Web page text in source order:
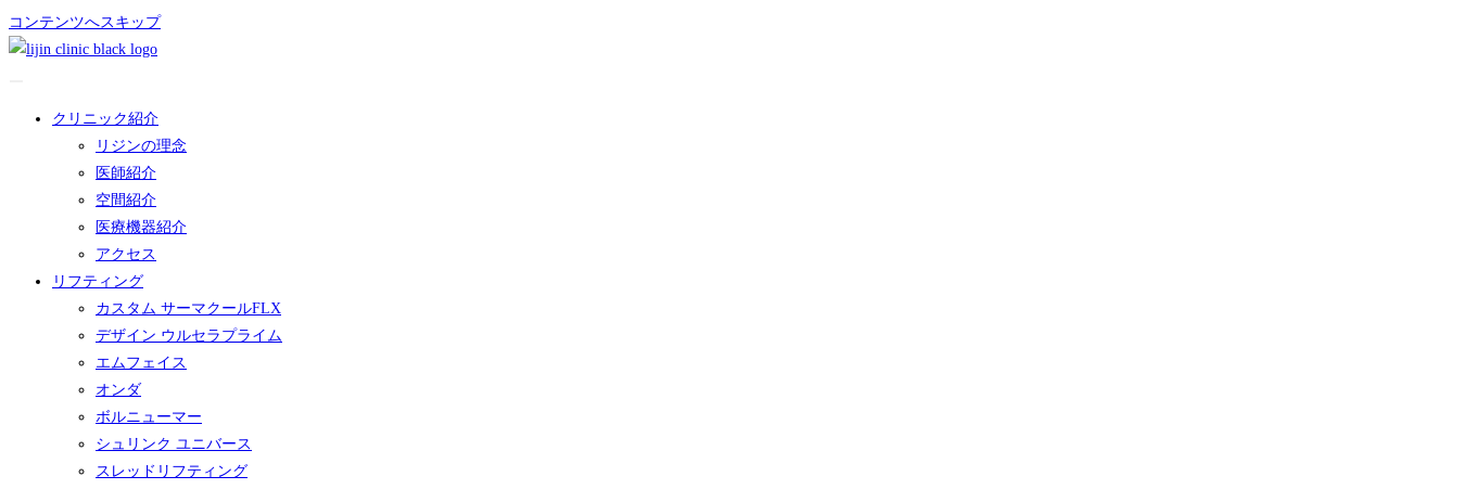
コンテンツへスキップ
クリニック紹介
リジンの理念
医師紹介
空間紹介
医療機器紹介
アクセス
リフティング
カスタム サーマクールFLX
デザイン ウルセラプライム
エムフェイス
オンダ
ボルニューマー
シュリンク ユニバース
スレッドリフティング